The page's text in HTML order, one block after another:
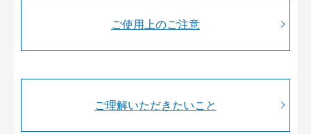
ご使用上のご注意
ご理解いただきたいこと